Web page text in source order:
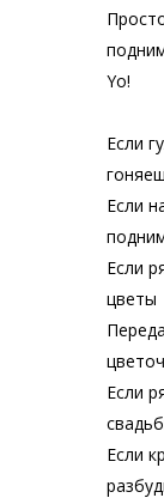
Yo!
Если
Если
Если
цветы
Если
Если